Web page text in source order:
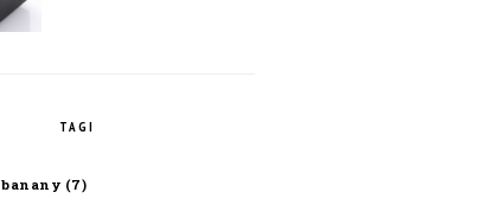
TAGI
banany (7)